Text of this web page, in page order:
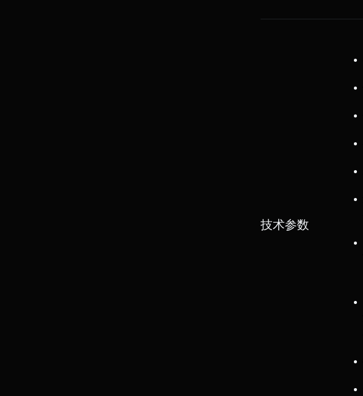
技术参数